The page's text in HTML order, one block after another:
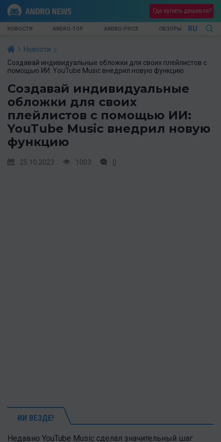
Где купить дешевле?
НОВОСТИ ANDRO-TOP ANDRO-PRICE ОБЗОРЫ RU
Новости
Создавай индивидуальные обложки для своих плейлистов с
помощью ИИ: YouTube Music внедрил новую функцию
Создавай индивидуальные
обложки для своих
плейлистов с помощью ИИ:
YouTube Music внедрил новую
функцию
25.10.2023 1003 0
ИИ ВЕЗДЕ!
Недавно YouTube Music сделал значительный шаг